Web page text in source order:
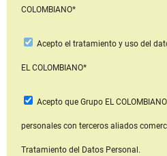
COLOMBIANO*
Acepto el tratamiento y uso del
EL COLOMBIANO*
Acepto que Grupo EL
personales con terceros aliados
Tratamiento del Datos Personal.